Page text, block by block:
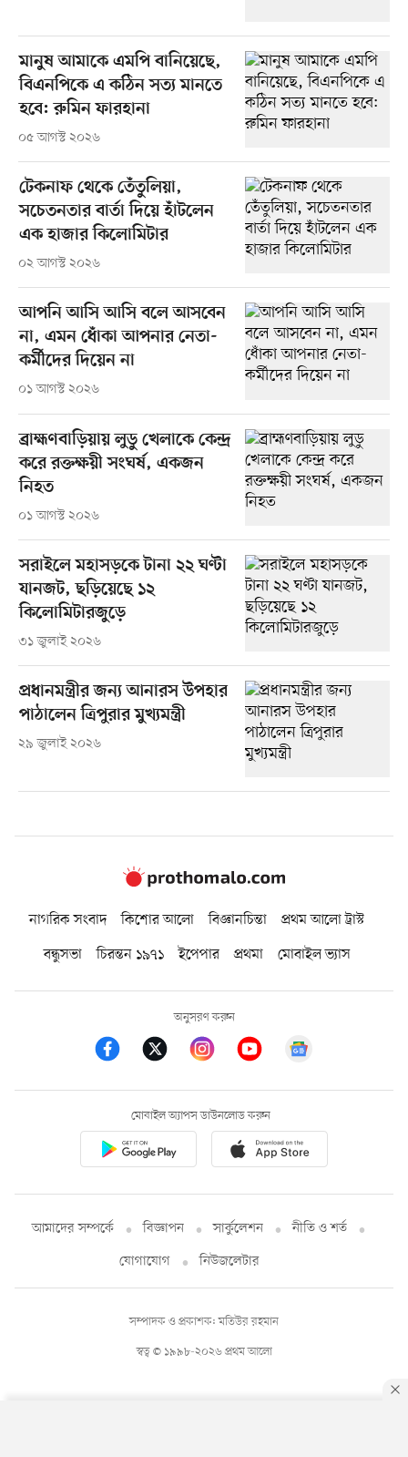
মানুষ আমাকে এমপি বানিয়েছে,
বিএনপিকে এ কঠিন সত্য মানতে
হবে: রুমিন ফারহানা
০৫ আগস্ট ২০২৬
টেকনাফ থেকে তেঁতুলিয়া,
সচেতনতার বার্তা দিয়ে হাঁটলেন
এক হাজার কিলোমিটার
০২ আগস্ট ২০২৬
আপনি আসি আসি বলে আসবেন
না, এমন ধোঁকা আপনার নেতা-
কর্মীদের দিয়েন না
০১ আগস্ট ২০২৬
ব্রাহ্মণবাড়িয়ায় লুডু খেলাকে কেন্দ্র
করে রক্তক্ষয়ী সংঘর্ষ, একজন
নিহত
০১ আগস্ট ২০২৬
সরাইলে মহাসড়কে টানা ২২ ঘণ্টা
যানজট, ছড়িয়েছে ১২
কিলোমিটারজুড়ে
৩১ জুলাই ২০২৬
প্রধানমন্ত্রীর জন্য আনারস উপহার
পাঠালেন ত্রিপুরার মুখ্যমন্ত্রী
২৯ জুলাই ২০২৬
নাগরিক সংবাদ কিশোর আলো বিজ্ঞানচিন্তা
প্রথম আলো ট্রাস্ট
বন্ধুসভা
চিরন্তন ১৯৭১ ইপেপার প্রথমা মোবাইল ভ্যাস
অনুসরণ করুন
মোবাইল অ্যাপস ডাউনলোড করুন
আমাদের সম্পর্কে বিজ্ঞাপন সার্কুলেশন
নীতি ও শর্ত
যোগাযোগ
নিউজলেটার
স্বত্ব © ১৯৯৮-২০২৬ প্রথম আলো
সম্পাদক ও প্রকাশক: মতিউর রহমান